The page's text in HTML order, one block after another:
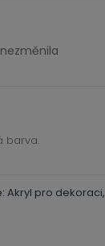
barva.
Akryl pro dekoraci,